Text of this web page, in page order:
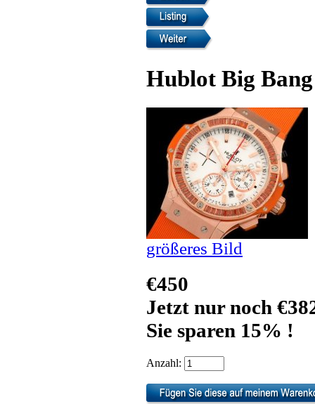
Hublot Big
größeres Bild
€450
Jetzt nur noch
Sie sparen 15% !
Anzahl: